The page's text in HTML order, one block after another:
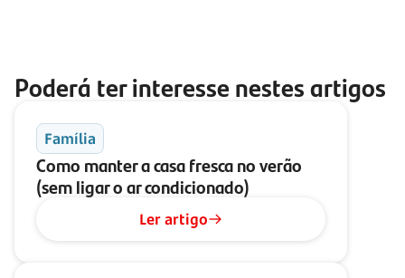
Poderá ter interesse nestes artigos
Família
Como manter a casa fresca no verão
(sem ligar o ar condicionado)
Ler artigo